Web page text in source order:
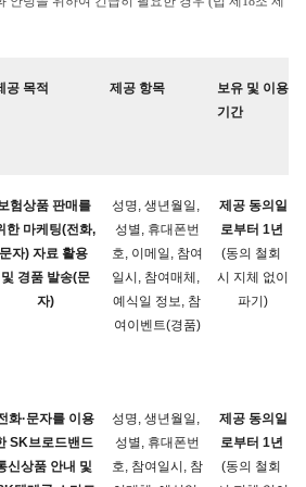
공 목적 제공 항목
보유 및 이용
기간
험상품 판매를
한 마케팅(전화,
문자) 자료 활용
및 경품 발송(문
자)
성명, 생년월일,
성별, 휴대폰번
호, 이메일, 참여
일시, 참여매체,
예식일 정보, 참
여이벤트(경품)
제공 동의일
로부터 1년
(동의 철회
시 지체 없이
파기)
화·문자를 이용
SK브로드밴드
신상품 안내 및
성명, 생년월일,
성별, 휴대폰번
호, 참여일시, 참
제공 동의일
로부터 1년
(동의 철회